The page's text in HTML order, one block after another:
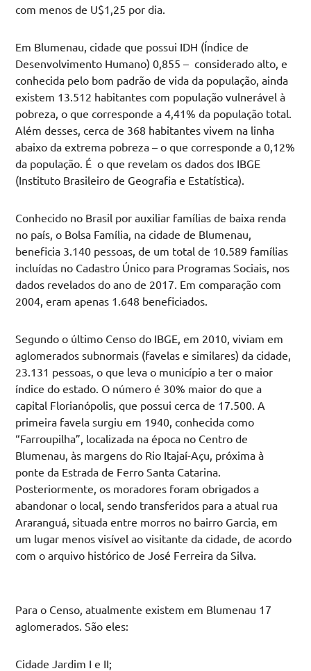
com menos de U$1,25 por dia.
Em Blumenau, cidade que possui IDH (Índice de
Desenvolvimento Humano) 0,855 – considerado alto, e
conhecida pelo bom padrão de vida da população, ainda
existem 13.512 habitantes com população vulnerável à
pobreza, o que corresponde a 4,41% da população total.
Além desses, cerca de 368 habitantes vivem na linha
abaixo da extrema pobreza – o que corresponde a 0,12%
da população. É o que revelam os dados dos IBGE
(Instituto Brasileiro de Geografia e Estatística).
Conhecido no Brasil por auxiliar famílias de baixa renda
no país, o Bolsa Família, na cidade de Blumenau,
beneficia 3.140 pessoas, de um total de 10.589 famílias
incluídas no Cadastro Único para Programas Sociais, nos
dados revelados do ano de 2017. Em comparação com
2004, eram apenas 1.648 beneficiados.
Segundo o último Censo do IBGE, em 2010, viviam em
aglomerados subnormais (favelas e similares) da cidade,
23.131 pessoas, o que leva o município a ter o maior
índice do estado. O número é 30% maior do que a
capital Florianópolis, que possui cerca de 17.500. A
primeira favela surgiu em 1940, conhecida como
“Farroupilha”, localizada na época no Centro de
Blumenau, às margens do Rio Itajaí-Açu, próxima à
ponte da Estrada de Ferro Santa Catarina.
Posteriormente, os moradores foram obrigados a
abandonar o local, sendo transferidos para a atual rua
Araranguá, situada entre morros no bairro Garcia, em
um lugar menos visível ao visitante da cidade, de acordo
com o arquivo histórico de José Ferreira da Silva.
Para o Censo, atualmente existem em Blumenau 17
aglomerados. São eles:
Cidade Jardim I e II;